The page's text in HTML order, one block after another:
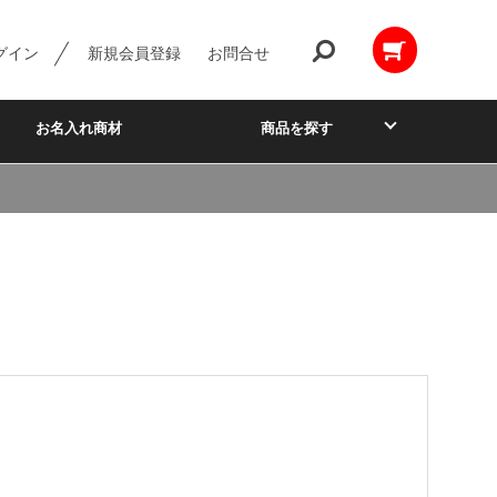
イン 新規会員登録 お問合せ
お名入れ商材 商品を探す